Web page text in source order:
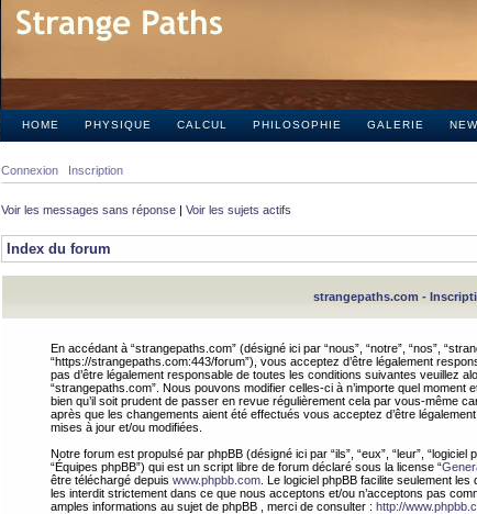
HOME PHYSIQUE CALCUL PHILOSOPHIE GALERIE
Connexion Inscription
Voir les messages sans réponse | Voir les sujets actifs
Index du forum
strangepaths.com -
En accédant à “strangepaths.com” (désigné ici par “nous”, “notre”, “nos”,
“https://strangepaths.com:443/forum”), vous acceptez d’être légalement
pas d’être légalement responsable de toutes les conditions suivantes veuillez
“strangepaths.com”. Nous pouvons modifier celles-ci à n’importe quel
bien qu’il soit prudent de passer en revue régulièrement cela par vous-même
après que les changements aient été effectués vous acceptez d’être
mises à jour et/ou modifiées.
Notre forum est propulsé par phpBB (désigné ici par “ils”, “eux”, “leur”, “logiciel
“Équipes phpBB”) qui est un script libre de forum déclaré sous la license “
être téléchargé depuis www.phpbb.com . Le logiciel phpBB facilite seulement
les interdit strictement dans ce que nous acceptons et/ou n’acceptons pas
amples informations au sujet de phpBB , merci de consulter : http://